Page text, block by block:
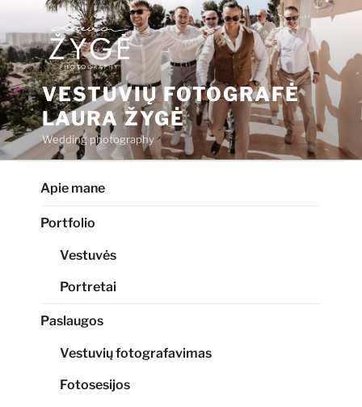
prie
turinio
VESTUVIŲ FOTOGRAFĖ
LAURA ŽYGĖ
Wedding photography
Apie mane
Portfolio
Vestuvės
Portretai
Paslaugos
Vestuvių fotografavimas
Fotosesijos